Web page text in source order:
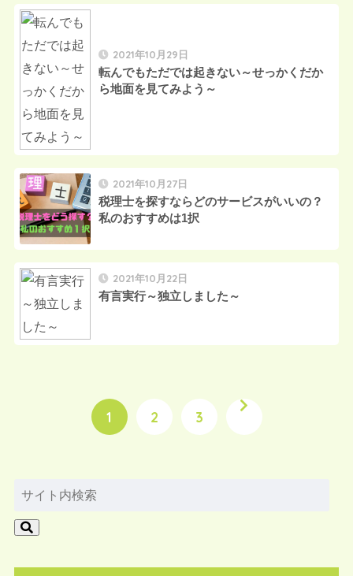
2021年10月29日
転んでもただでは起きない～せっかくだか
ら地面を見てみよう～
2021年10月27日
税理士を探すならどのサービスがいいの？
私のおすすめは1択
2021年10月22日
有言実行～独立しました～
1 2 3